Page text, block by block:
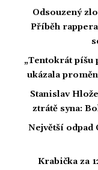
Odsouzený
Příběh
„Tentokrát píšu
ukázala
Stanislav
ztrátě syna:
Největší odpad
Krabička za